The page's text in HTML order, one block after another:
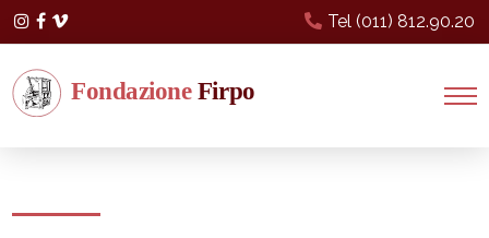
Tel (011) 812.90.20
Instagram
Facebook
Vimeo